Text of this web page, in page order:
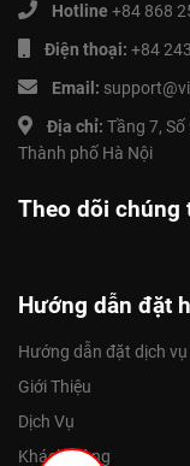
Hotline +84 868
Điện thoại: +84
Email:
Địa chỉ: Tầng 7,
Thành phố Hà Nội
Theo dõi chúng
Hướng dẫn đặt
Hướng dẫn đặt dịch vụ
Giới Thiệu
Dịch Vụ
Khách Hàng